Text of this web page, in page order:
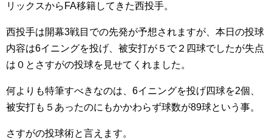
リックスからFA移籍してきた西投手。
西投手は開幕3戦目での先発が予想されますが、本日の投球
内容は6イニングを投げ、被安打が５で２四球でしたが失点
は０とさすがの投球を見せてくれました。
何よりも特筆すべきなのは、6イニングを投げ四球を2個、
被安打も５あったのにもかかわらず球数が89球という事。
さすがの投球術と言えます。